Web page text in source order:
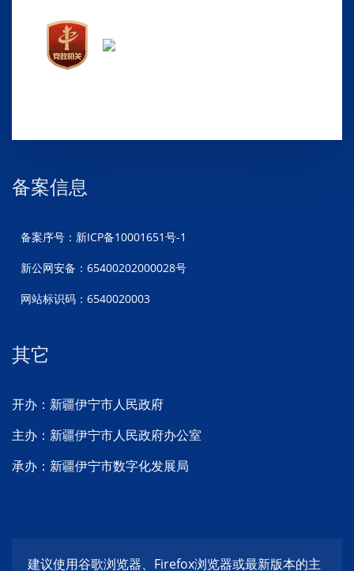
备案信息
备案序号：新ICP备10001651号-1
新公网安备：65400202000028号
网站标识码：6540020003
其它
开办：新疆伊宁市人民政府
主办：新疆伊宁市人民政府办公室
承办：新疆伊宁市数字化发展局
建议使用谷歌浏览器、Firefox浏览器或最新版本的主